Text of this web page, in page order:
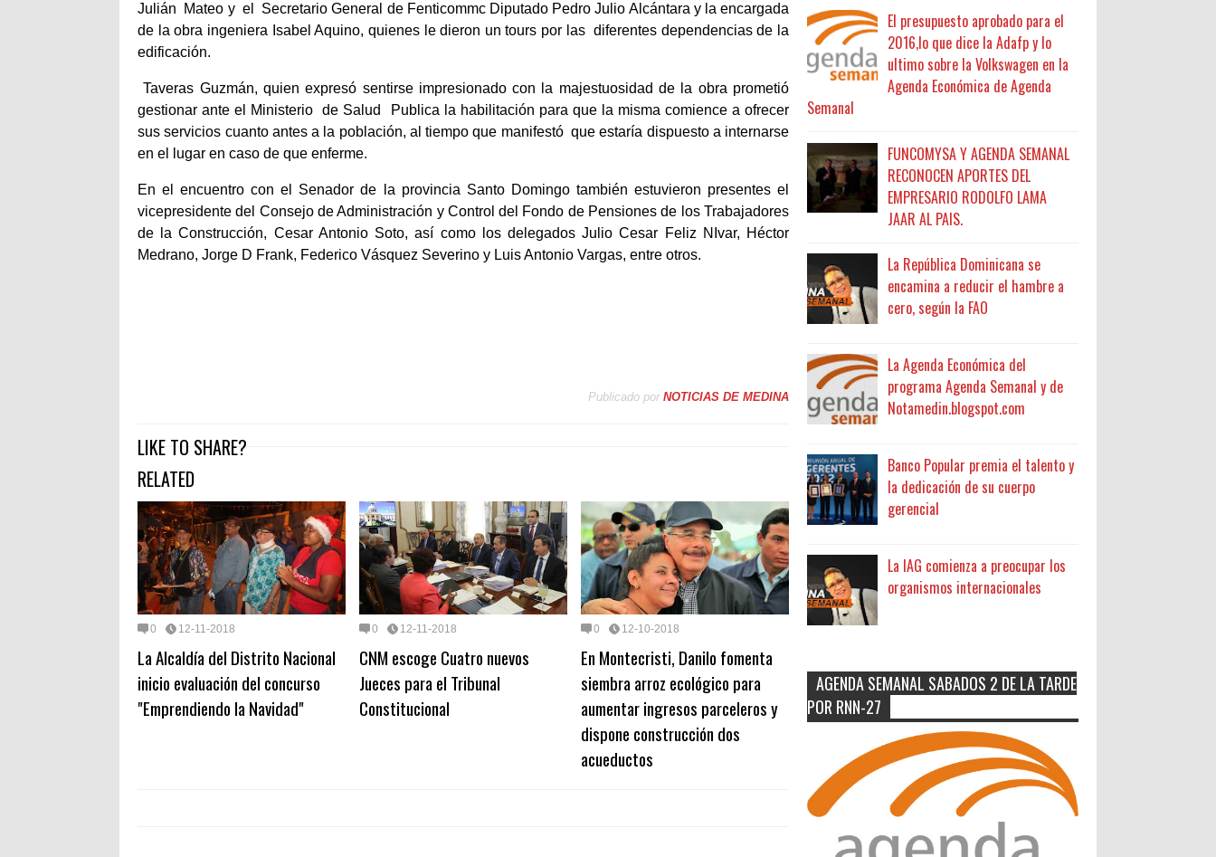
Julián Mateo y el
Secretario General de Fenticommc Diputado Pedro Julio Alcántara y la encargada
de la obra ingeniera Isabel Aquino, quienes le dieron un tours por las diferentes dependencias de la
edificación.
Taveras Guzmán, quien expresó sentirse impresionado con la majestuosidad de la obra prometió
gestionar ante el Ministerio
de Salud
Publica la habilitación para que la misma comience a ofrecer
sus servicios cuanto antes a la población, al tiempo que manifestó que estaría dispuesto a internarse
en el lugar en caso de que enferme.
En el encuentro con el Senador de la provincia Santo Domingo también estuvieron presentes el
vicepresidente del Consejo de Administración y Control del Fondo de Pensiones de los Trabajadores
de la Construcción, Cesar Antonio Soto, así como los delegados Julio Cesar Feliz NIvar, Héctor
Medrano, Jorge D Frank, Federico Vásquez Severino y Luis Antonio Vargas, entre otros.
Publicado por NOTICIAS DE MEDINA
LIKE TO SHARE?
RELATED
0 12-11-2018
La Alcaldía del Distrito Nacional
inicio evaluación del concurso
"Emprendiendo la Navidad"
0 12-11-2018
CNM escoge Cuatro nuevos
Jueces para el Tribunal
Constitucional
0 12-10-2018
En Montecristi, Danilo fomenta
siembra arroz ecológico para
aumentar ingresos parceleros y
dispone construcción dos
acueductos
El presupuesto aprobado para el
2016,lo que dice la Adafp y lo
ultimo sobre la Volkswagen en la
Agenda Económica de Agenda
Semanal
FUNCOMYSA Y AGENDA SEMANAL
RECONOCEN APORTES DEL
EMPRESARIO RODOLFO LAMA
JAAR AL PAIS.
La República Dominicana se
encamina a reducir el hambre a
cero, según la FAO
La Agenda Económica del
programa Agenda Semanal y de
Notamedin.blogspot.com
Banco Popular premia el talento y
la dedicación de su cuerpo
gerencial
La IAG comienza a preocupar los
organismos internacionales
AGENDA SEMANAL SABADOS 2 DE LA TARDE
POR RNN-27